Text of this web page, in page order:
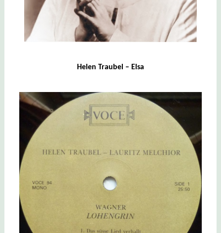
Helen Traubel – Elsa